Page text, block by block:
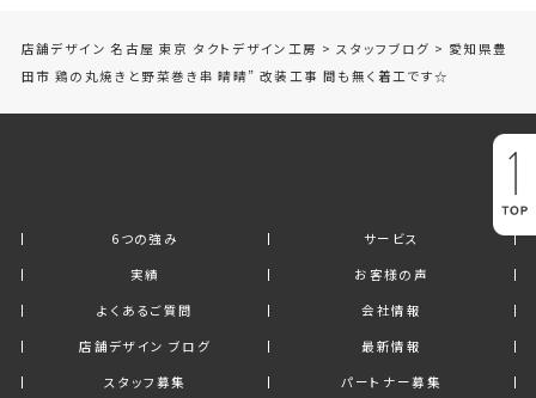
店舗デザイン 名古屋 東京 タクトデザイン工房 > スタッフブログ > 愛知県豊
田市 鶏の丸焼きと野菜巻き串 晴晴” 改装工事 間も無く着工です☆
6つの強み
サービス
実績
お客様の声
よくあるご質問
会社情報
店舗デザイン ブログ
最新情報
スタッフ募集
パートナー募集